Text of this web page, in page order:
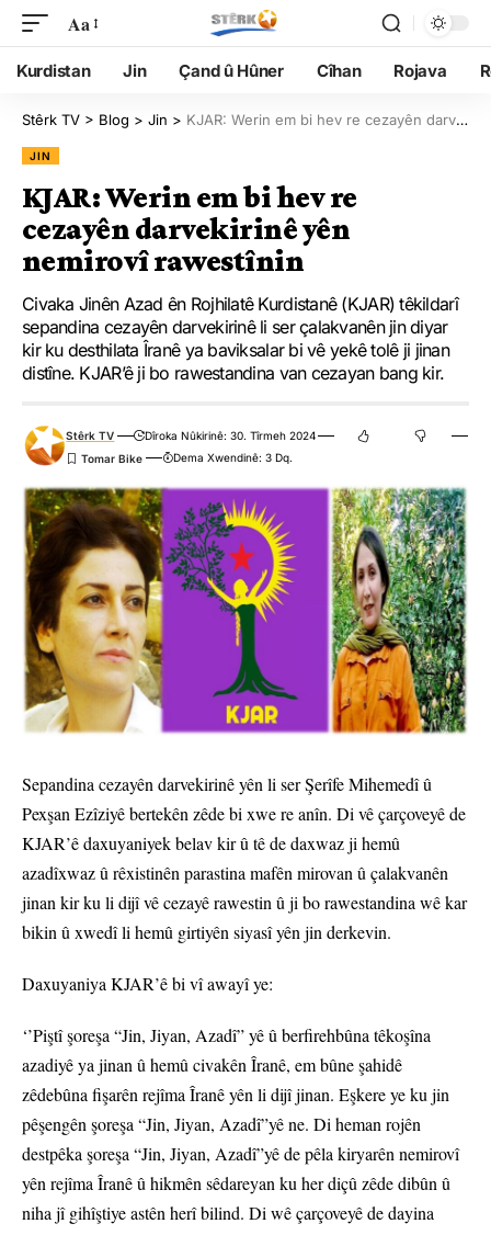
Aa
Kurdistan Jin Çand û Hûner Cîhan Rojava
Stêrk TV > Blog > Jin > KJAR: Werin em bi hev re cezayên darvekirinê yên nemirovî rawestînin
JIN
KJAR: Werin em bi hev re
cezayên darvekirinê yên
nemirovî rawestînin
Civaka Jinên Azad ên Rojhilatê Kurdistanê (KJAR) têkildarî
sepandina cezayên darvekirinê li ser çalakvanên jin diyar
kir ku desthilata Îranê ya baviksalar bi vê yekê tolê ji jinan
distîne. KJAR’ê ji bo rawestandina van cezayan bang kir.
Stêrk TV
Dîroka Nûkirinê: 30. Tîrmeh 2024
Dema Xwendinê: 3 Dq.
Sepandina cezayên darvekirinê yên li ser Şerîfe Mihemedî û
Pexşan Ezîziyê bertekên zêde bi xwe re anîn. Di vê çarçoveyê de
KJAR’ê daxuyaniyek belav kir û tê de daxwaz ji hemû
azadîxwaz û rêxistinên parastina mafên mirovan û çalakvanên
jinan kir ku li dijî vê cezayê rawestin û ji bo rawestandina wê kar
bikin û xwedî li hemû girtiyên siyasî yên jin derkevin.
Daxuyaniya KJAR’ê bi vî awayî ye:
‘’Piştî şoreşa “Jin, Jiyan, Azadî” yê û berfirehbûna têkoşîna
azadiyê ya jinan û hemû civakên Îranê, em bûne şahidê
zêdebûna fişarên rejîma Îranê yên li dijî jinan. Eşkere ye ku jin
pêşengên şoreşa “Jin, Jiyan, Azadî”yê ne. Di heman rojên
destpêka şoreşa “Jin, Jiyan, Azadî”yê de pêla kiryarên nemirovî
yên rejîma Îranê û hikmên sêdareyan ku her diçû zêde dibûn û
niha jî gihîştiye astên herî bilind. Di wê çarçoveyê de dayina